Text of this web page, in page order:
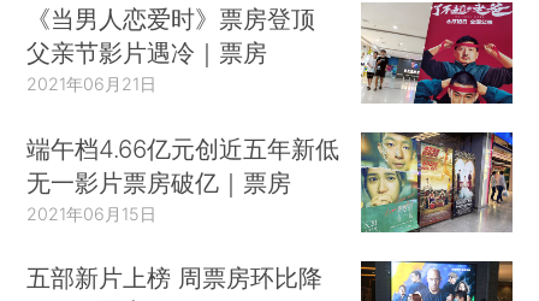
《当男人恋爱时》票房登顶
父亲节影片遇冷｜票房
2021年06月21日
端午档4.66亿元创近五年新低
无一影片票房破亿｜票房
2021年06月15日
五部新片上榜 周票房环比降